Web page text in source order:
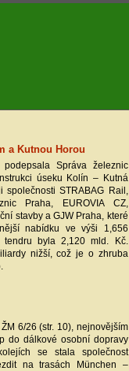
a Kutnou Horou
Správa železnic
úseku Kolín – Kutná
společnosti STRABAG Rail,
Praha, EUROVIA CZ,
stavby a GJW Praha, které
nabídku ve výši 1,656
byla 2,120 mld. Kč.
nižší, což je o zhruba
6/26 (str. 10), nejnovějším
do dálkové osobní dopravy
se stala společnost
na trasách München –